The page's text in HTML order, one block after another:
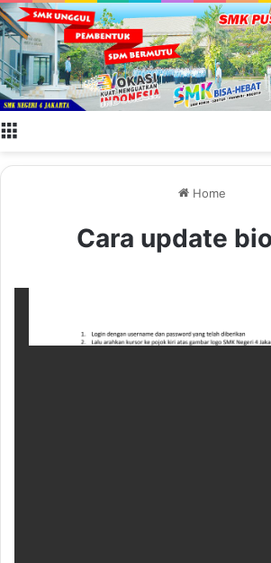
Home
Cara update